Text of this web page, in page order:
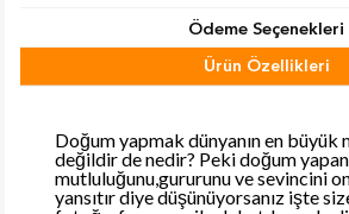
Ürün Özellikleri
Ödeme Seçenekleri
Tab Başlık 2
Doğum yapmak dünyanın en büyük
değildir de nedir? Peki doğum
mutluluğunu,gururunu ve sevincini
yansıtır diye düşünüyorsanız işte